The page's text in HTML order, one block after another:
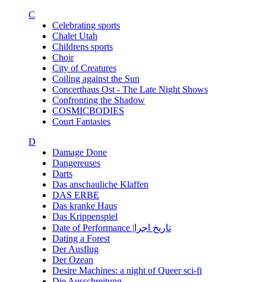
C
Celebrating sports
Chalet Utah
Childrens sports
Choir
City of Creatures
Coiling against the Sun
Concerthaus Ost - The Late Night Shows
Confronting the Shadow
COSMICBODIES
Court Fantasies
D
Damage Done
Dangereuses
Darts
Das anschauliche Klaffen
DAS ERBE
Das kranke Haus
Das Krippenspiel
Date of Performance |تاریخ اجرا
Dating a Forest
Der Ausflug
Der Ozean
Desire Machines: a night of Queer sci-fi